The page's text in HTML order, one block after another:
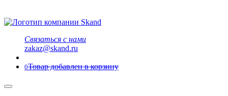
Связаться с нами
zakaz@skand.ru
0Товар добавлен в корзину